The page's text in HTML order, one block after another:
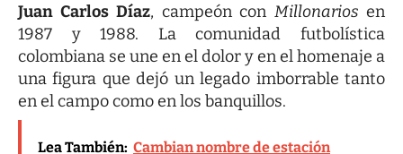
Juan Carlos Díaz, campeón conMillonariosen
1987 y 1988. La comunidad futbolística
colombiana se une en el dolor y en el homenaje a
una figura que dejó un legado imborrable tanto
en el campo como en los banquillos.
Lea También: Cambian nombre de estación